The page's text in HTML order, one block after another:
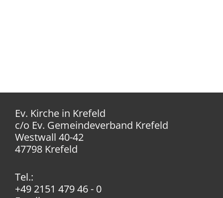
Ev. Kirche in Krefeld
c/o Ev. Gemeindeverband Krefeld
Westwall 40-42
47798 Krefeld
Tel.:
+49 2151 479 46 - 0